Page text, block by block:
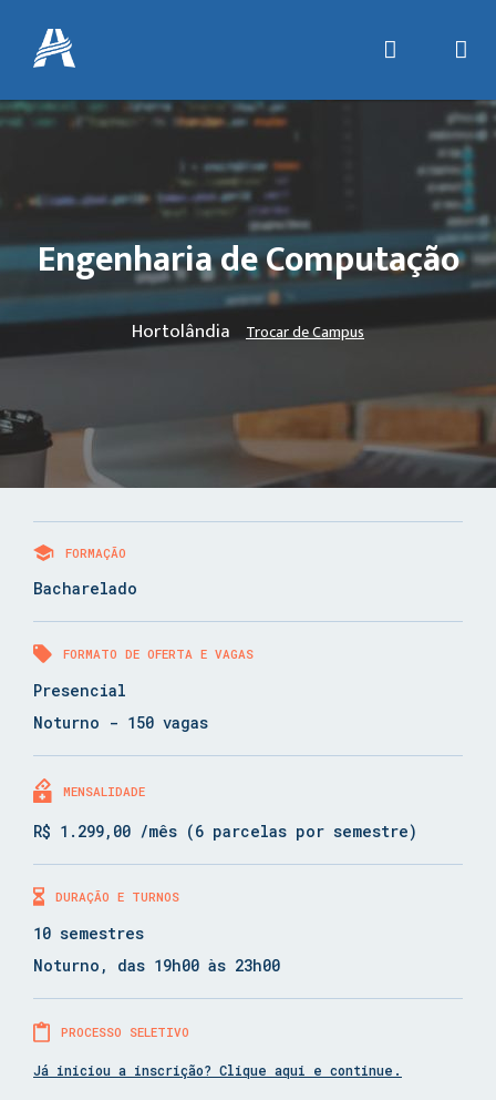
Engenharia de Computação
Hortolândia Trocar de Campus
FORMAÇÃO
Bacharelado
FORMATO DE OFERTA E VAGAS
Presencial
Noturno - 150 vagas
MENSALIDADE
R$ 1.299,00 /mês (6 parcelas por semestre)
DURAÇÃO E TURNOS
10 semestres
Noturno, das 19h00 às 23h00
PROCESSO SELETIVO
Já iniciou a inscrição? Clique aqui e continue.